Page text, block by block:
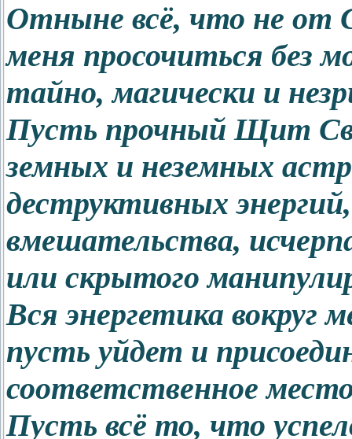
Отныне всё, что не от
меня просочиться без
тайно, магически и
Пусть прочный Щит
земных и неземных
деструктивных
вмешательства,
или скрытого
Вся энергетика вокруг
пусть уйдет и
соответственное
Пусть всё то, что